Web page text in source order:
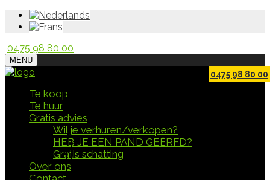
0475 98 80 00
MENU
0475 98 80 00
Te koop
Te huur
Gratis advies
Wil je verhuren/verkopen?
HEB JE EEN PAND GEËRFD?
Gratis schatting
Over ons